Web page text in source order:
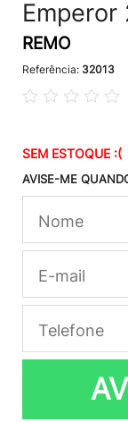
Emperor
REMO
Referência: 32013
SEM ESTOQUE :(
AVISE-ME